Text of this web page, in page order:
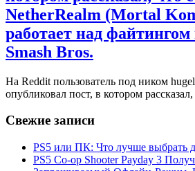
NetherRealm (Mortal
работает над файтингом
Smash Bros.
На Reddit пользователь под ником
опубликовал пост, в котором
Свежие записи
PS5 или ПК: Что лучше выбрать
PS5 Co-op Shooter Payday 3